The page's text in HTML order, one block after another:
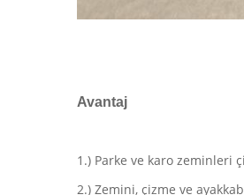
Avantaj
1.) Parke ve karo zeminleri
2.) Zemini, çizme ve